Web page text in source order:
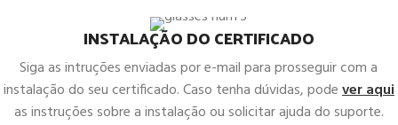
INSTALAÇÃO DO CERTIFICADO
Siga as intruções enviadas por e-mail para prosseguir com a
instalação do seu certificado. Caso tenha dúvidas, podever aqui
as instruções sobre a instalação ou solicitar ajuda do suporte.